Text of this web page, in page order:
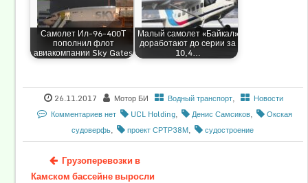
Самолет Ил-96-400Т
пополнил флот
авиакомпании Sky Gates
Малый самолет «Байкал»
доработают до серии за
10,4…
26.11.2017 Мотор БИ Водный транспорт,
Новости
Комментариев нет
UCL Holding, Денис Самсиков,
Окская
судоверфь, проект СРТР38М, судостроение
Грузоперевозки в
Камском бассейне выросли